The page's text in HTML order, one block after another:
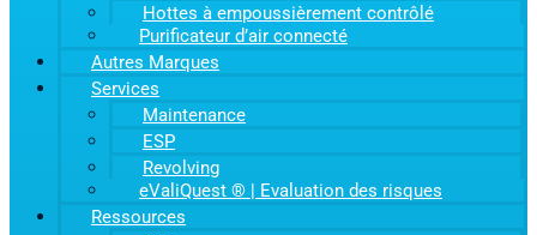
Hottes à empoussièrement contrôlé
Purificateur d’air connecté
Autres Marques
Services
Maintenance
ESP
Revolving
eValiQuest ® | Evaluation des risques
Ressources